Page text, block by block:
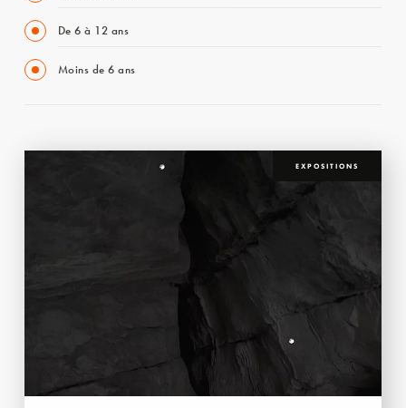
De 6 à 12 ans
Moins de 6 ans
EXPOSITIONS